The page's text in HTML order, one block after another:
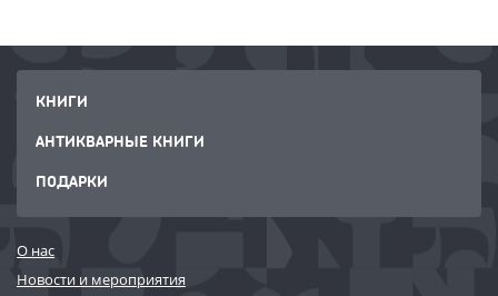
КНИГИ
АНТИКВАРНЫЕ КНИГИ
ПОДАРКИ
О нас
Новости и мероприятия